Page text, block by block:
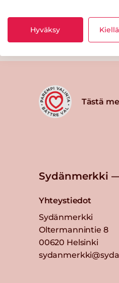
Tästä
Sydänmerkki
Yhteystiedot
Sydänmerkki
Oltermannintie 8
00620 Helsinki
Hyväksy